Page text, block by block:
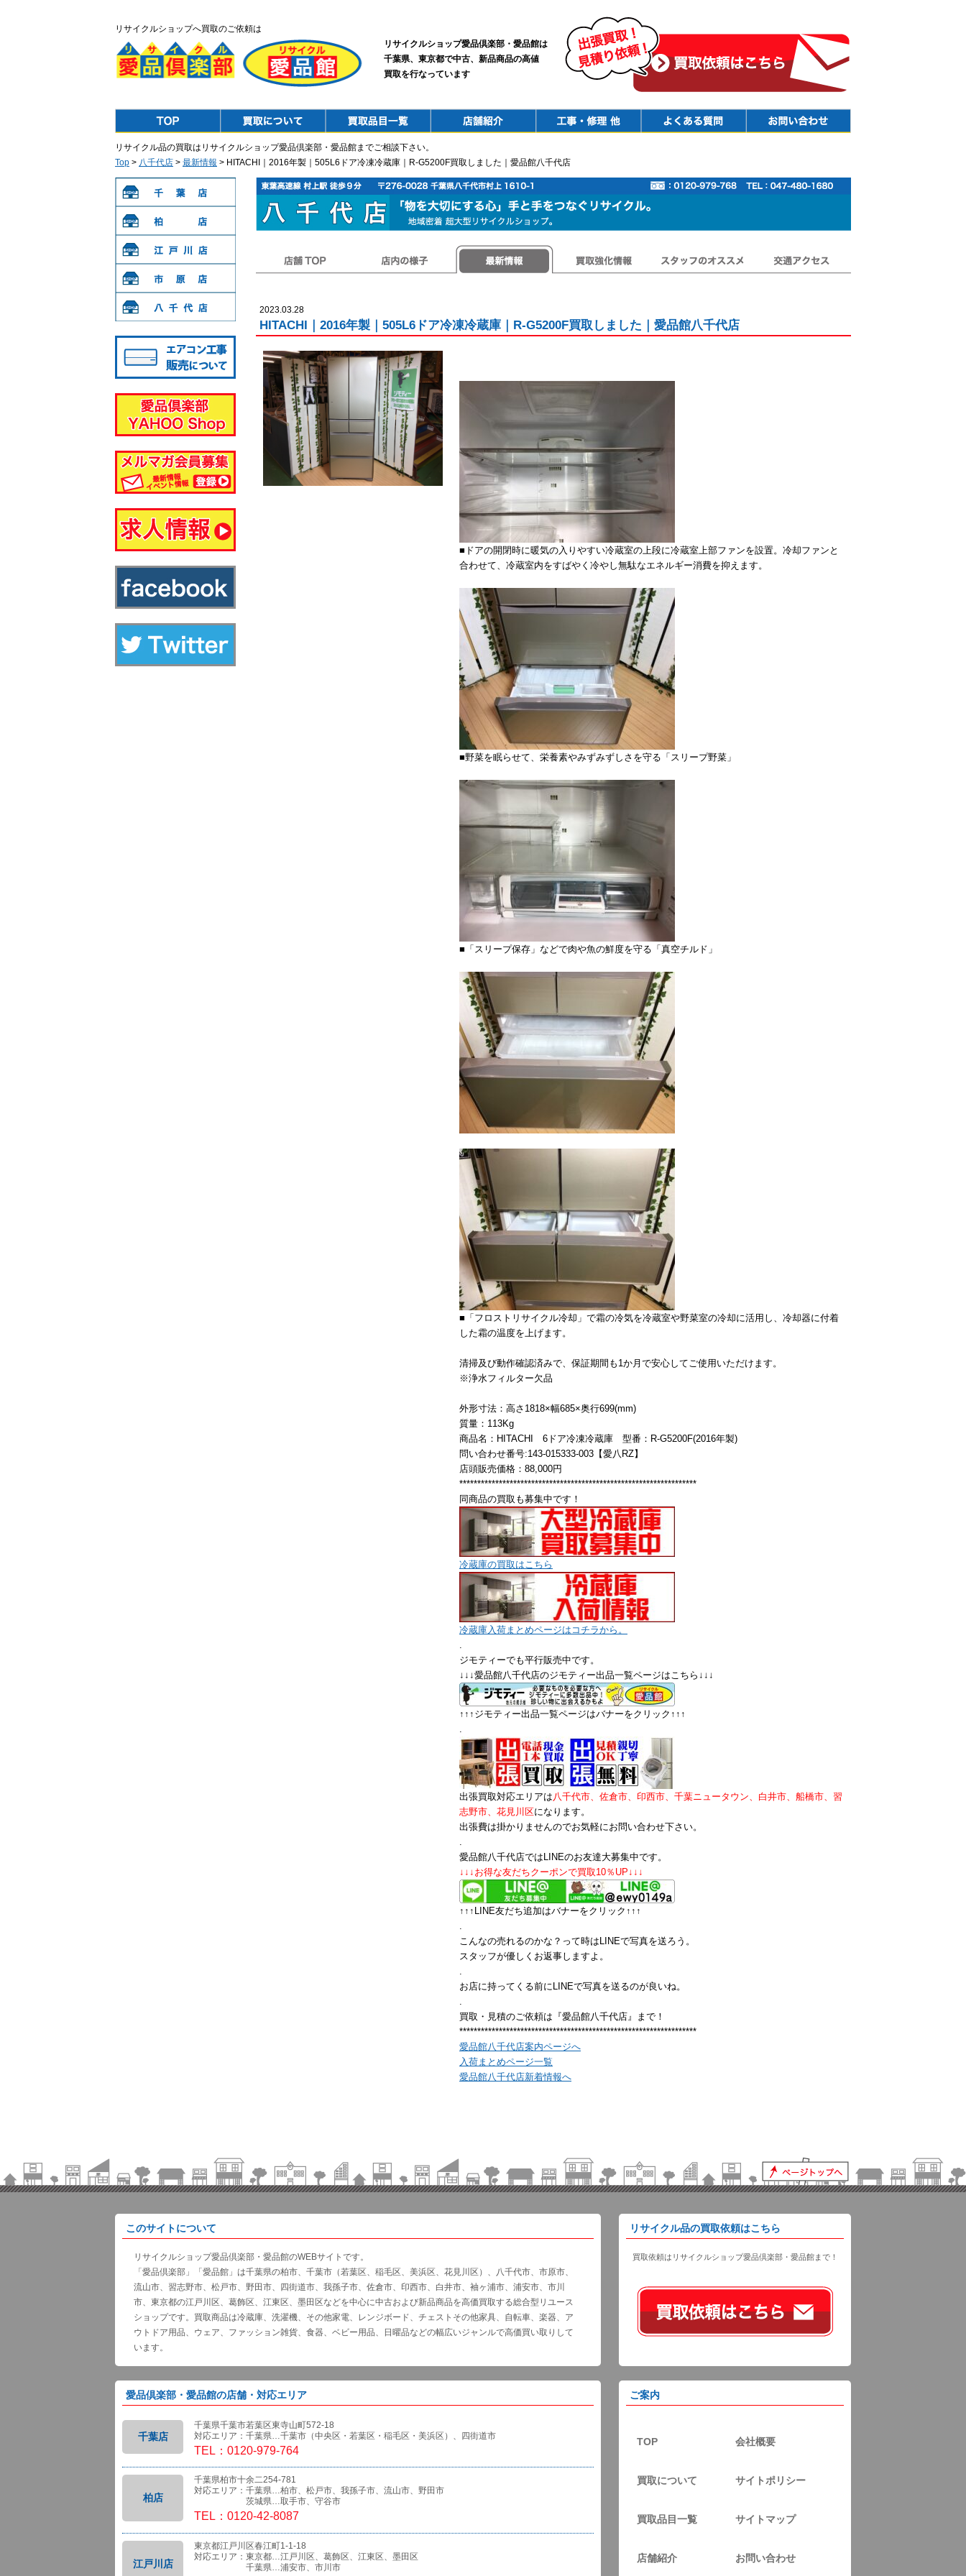
リサイクルショップへ買取のご依頼は
リサイクルショップ愛品倶楽部・愛品館は
千葉県、東京都で中古、新品商品の高値
買取を行なっています
リサイクル品の買取はリサイクルショップ愛品倶楽部・愛品館までご相談下さい。
Top > 八千代店 > 最新情報 > HITACHI｜2016年製｜505L6ドア冷凍冷蔵庫｜R-G5200F買取しました｜愛品館八千代店
2023.03.28
HITACHI｜2016年製｜505L6ドア冷凍冷蔵庫｜R-G5200F買取しました｜愛品館八千代店
■ドアの開閉時に暖気の入りやすい冷蔵室の上段に冷蔵室上部ファンを設置。冷却ファンと
合わせて、冷蔵室内をすばやく冷やし無駄なエネルギー消費を抑えます。
■野菜を眠らせて、栄養素やみずみずしさを守る「スリープ野菜」
■「スリープ保存」などで肉や魚の鮮度を守る「真空チルド」
■「フロストリサイクル冷却」で霜の冷気を冷蔵室や野菜室の冷却に活用し、冷却器に付着
した霜の温度を上げます。
清掃及び動作確認済みで、保証期間も1か月で安心してご使用いただけます。
※浄水フィルター欠品
外形寸法：高さ1818×幅685×奥行699(mm)
質量：113Kg
商品名：HITACHI 6ドア冷凍冷蔵庫 型番：R-G5200F(2016年製)
問い合わせ番号:143-015333‐003【愛八RZ】
店頭販売価格：88,000円
******************************************************************
同商品の買取も募集中です！
冷蔵庫の買取はこちら
冷蔵庫入荷まとめページはコチラから。
.
ジモティーでも平行販売中です。
↓↓↓愛品館八千代店のジモティー出品一覧ページはこちら↓↓↓
↑↑↑ジモティー出品一覧ページはバナーをクリック↑↑↑
.
出張買取対応エリアは八千代市、佐倉市、印西市、千葉ニュータウン、白井市、船橋市、習
志野市、花見川区になります。
出張費は掛かりませんのでお気軽にお問い合わせ下さい。
.
愛品館八千代店ではLINEのお友達大募集中です。
↓↓↓お得な友だちクーポンで買取10％UP↓↓↓
↑↑↑LINE友だち追加はバナーをクリック↑↑↑
.
こんなの売れるのかな？って時はLINEで写真を送ろう。
スタッフが優しくお返事しますよ。
.
お店に持ってくる前にLINEで写真を送るのが良いね。
.
買取・見積のご依頼は『愛品館八千代店』まで！
******************************************************************
愛品館八千代店案内ページへ
入荷まとめページ一覧
愛品館八千代店新着情報へ
このサイトについて
リサイクルショップ愛品倶楽部・愛品館のWEBサイトです。
「愛品倶楽部」「愛品館」は千葉県の柏市、千葉市（若葉区、稲毛区、美浜区、花見川区）、八千代市、市原市、
流山市、習志野市、松戸市、野田市、四街道市、我孫子市、佐倉市、印西市、白井市、袖ヶ浦市、浦安市、市川
市、東京都の江戸川区、葛飾区、江東区、墨田区などを中心に中古および新品商品を高価買取する総合型リユース
ショップです。買取商品は冷蔵庫、洗濯機、その他家電、レンジボード、チェストその他家具、自転車、楽器、ア
ウトドア用品、ウェア、ファッション雑貨、食器、ベビー用品、日曜品などの幅広いジャンルで高価買い取りして
います。
リサイクル品の買取依頼はこちら
買取依頼はリサイクルショップ愛品倶楽部・愛品館まで！
愛品倶楽部・愛品館の店舗・対応エリア
千葉店
千葉県千葉市若葉区東寺山町572-18
対応エリア：千葉県…千葉市（中央区・若葉区・稲毛区・美浜区）、四街道市
TEL：0120-979-764
柏店
千葉県柏市十余二254-781
対応エリア：千葉県…柏市、松戸市、我孫子市、流山市、野田市
茨城県…取手市、守谷市
TEL：0120-42-8087
江戸川店
東京都江戸川区春江町1-1-18
対応エリア：東京都…江戸川区、葛飾区、江東区、墨田区
千葉県…浦安市、市川市
ご案内
TOP 会社概要
買取について サイトポリシー
買取品目一覧 サイトマップ
店舗紹介 お問い合わせ